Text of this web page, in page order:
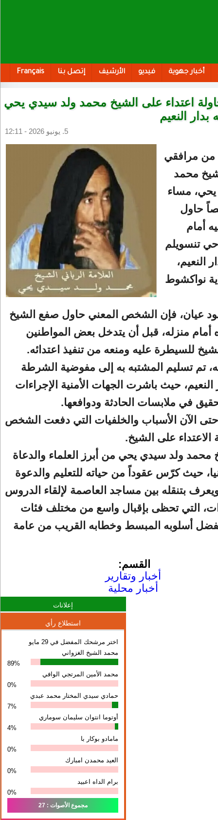
أخبار جهوية فيديو الأرشيف إتصل بنا Français
اعتداء على الشيخ محمد ولد سيدي يحي
بدار النعيم
5. يونيو 2026 - 12:11
مرافقي
محمد
مساء
حاول
أمام
تنسويلم
النعيم،
نواكشوط
عيان، فإن الشخص المعني حاول صفع الشيخ
أمام منزله، قبل أن يتدخل بعض المواطنين
للسيطرة عليه ومنعه من تنفيذ اعتدائه.
تم تسليم المشتبه به إلى مفوضية الشرطة
بدار النعيم، حيث باشرت الجهات الأمنية الإجراءات
في ملابسات الحادثة ودوافعها.
الآن الأسباب والخلفيات التي دفعت الشخص
الاعتداء على الشيخ.
محمد ولد سيدي يحي من أبرز العلماء والدعاة
حيث كرّس عقوداً من حياته للتعليم والدعوة
ويعرف بتنقله بين مساجد العاصمة لإلقاء الدروس
التي تحظى بإقبال واسع من مختلف فئات
أسلوبه المبسط وخطابه القريب من عامة
القسم:
أخبار وتقارير
أخبار محلية
إعلانات
استطلاع رأي
اختر مرشحك المفضل في 29 مايو
محمد الشيخ الغزواني
89%
محمد الأمين المرتجي الوافي
0%
حمادي سيدي المختار محمد عبدي
7%
أوتوما انتوان سلیمان سوماري
4%
مامادو بوكار با
0%
العيد محمدن امبارك
0%
برام الداه اعبيد
0%
مجموع الأصوات : 27